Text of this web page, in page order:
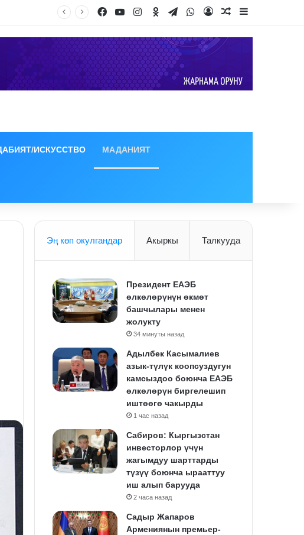
Facebook
YouTubeInstagram
Odnoklassniki
TelegramWhatsApp
Log InRandom Article
Sidebar
ИСКУССТВО МАДАНИЯТ
Эң көп окулгандар Акыркы Талкууда
Президент ЕАЭБ
өлкөлөрүнүн өкмөт
башчылары менен
жолукту
34 минуты назад
Адылбек Касымалиев
азык-түлүк коопсуздугун
камсыздоо боюнча ЕАЭБ
өлкөлөрүн биргелешип
иштөөгө чакырды
1 час назад
Сабиров: Кыргызстан
инвесторлор үчүн
жагымдуу шарттарды
түзүү боюнча ырааттуу
иш алып барууда
2 часа назад
Садыр Жапаров
Армениянын премьер-